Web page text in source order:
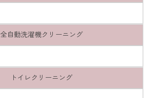
全自動洗濯機クリーニング
トイレクリーニング